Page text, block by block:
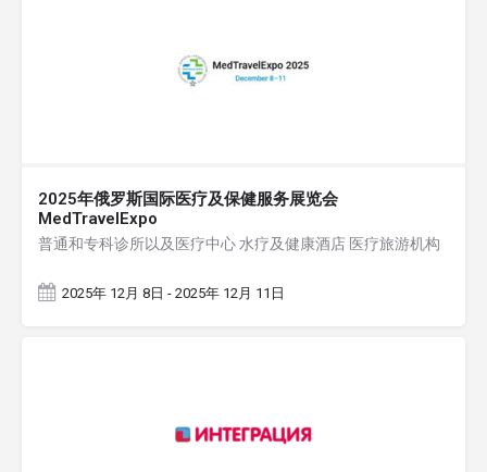
2025年俄罗斯国际医疗及保健服务展览会
MedTravelExpo
普通和专科诊所以及医疗中心 水疗及健康酒店 医疗旅游机构
2025年 12月 8日 - 2025年 12月 11日